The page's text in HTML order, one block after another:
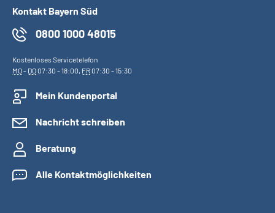
Kontakt Bayern Süd
0800 1000 48015
Kostenloses Servicetelefon
MO- DO07:30 - 18:00, FR07:30 - 15:30
Mein Kundenportal
Nachricht schreiben
Beratung
Alle Kontaktmöglichkeiten